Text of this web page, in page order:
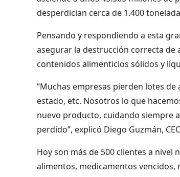
desperdician cerca de 1.400
Pensando y respondiendo a esta
asegurar la destrucción correcta
contenidos alimenticios sólidos y
“Muchas empresas pierden lotes
estado, etc. Nosotros lo que
nuevo producto, cuidando siempre
perdido”, explicó Diego Guzmán,
Hoy son más de 500 clientes a
alimentos, medicamentos